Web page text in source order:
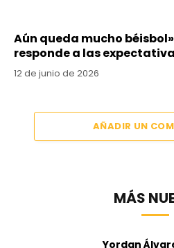
Aún queda mucho
responde a las
12 de junio de 2026
AÑADIR UN
MÁS
Yordan